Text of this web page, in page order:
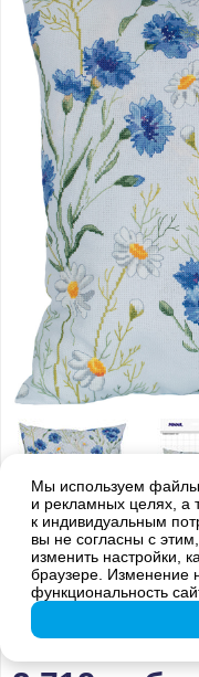
Внимание! Оттенки цветов
изображения на обложке
PD-7309
ромашки
Мы используем файлы
и рекламных целях, а
к индивидуальным
вы не согласны с
изменить настройки,
браузере. Изменение
функциональность